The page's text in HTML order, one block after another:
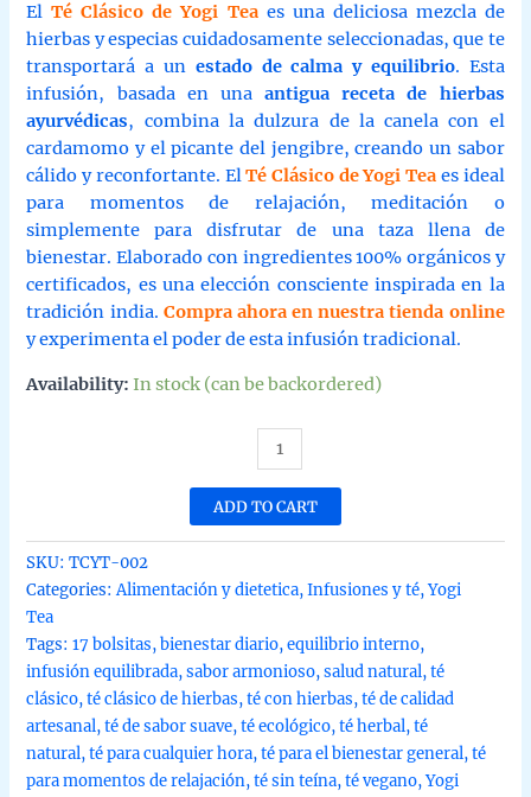
ElTé Clásico de Yogi Teaes una deliciosa mezcla de
hierbas y especias cuidadosamente seleccionadas, que te
transportará a un estado de calma y equilibrio. Esta
infusión, basada en unaantigua receta de hierbas
ayurvédicas, combina la dulzura de la canela con el
cardamomo y el picante del jengibre, creando un sabor
cálido y reconfortante. ElTé Clásico de Yogi Tea es ideal
para momentos de relajación, meditación o
simplemente para disfrutar de una taza llena de
bienestar. Elaborado con ingredientes 100% orgánicos y
certificados, es una elección consciente inspirada en la
tradición india. Compra ahora en nuestra tienda online
y experimenta el poder de esta infusión tradicional.
Availability: In stock (can be backordered)
clásico
de
Yogi
Tea
con
17
bolsitas
30g
quantity
ADD TO CART
SKU:TCYT-002
Categories:Alimentación y dietetica,Infusiones y té,Yogi
Tea
Tags:17 bolsitas,bienestar diario,equilibrio interno,
infusión equilibrada,sabor armonioso,salud natural,té
clásico,té clásico de hierbas,té con hierbas,té de calidad
artesanal,té de sabor suave,té ecológico,té herbal,té
natural,té para cualquier hora,té para el bienestar general,té
para momentos de relajación,té sin teína,té vegano,Yogi